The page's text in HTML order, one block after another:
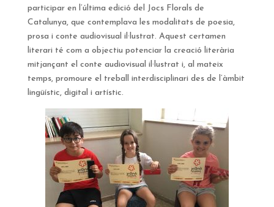
participar en l’última edició del Jocs Florals de
Catalunya, que contemplava les modalitats de poesia,
prosa i conte audiovisual il·lustrat. Aquest certamen
literari té com a objectiu potenciar la creació literària
mitjançant el conte audiovisual il·lustrat i, al mateix
temps, promoure el treball interdisciplinari des de l’àmbit
lingüístic, digital i artístic.